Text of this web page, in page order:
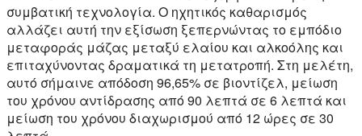
συμβατική τεχνολογία. Ο ηχητικός καθαρισμός
αλλάζει αυτή την εξίσωση ξεπερνώντας το εμπόδιο
μεταφοράς μάζας μεταξύ ελαίου και αλκοόλης και
επιταχύνοντας δραματικά τη μετατροπή. Στη μελέτη,
αυτό σήμαινε απόδοση 96,65% σε βιοντίζελ, μείωση
του χρόνου αντίδρασης από 90 λεπτά σε 6 λεπτά και
μείωση του χρόνου διαχωρισμού από 12 ώρες σε 30